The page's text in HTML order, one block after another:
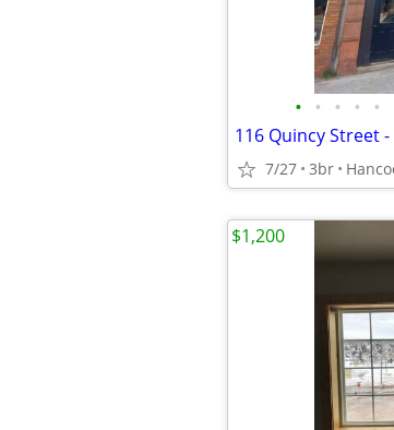
• • • • •
116 Quincy Street
7/27 3br
$1,200